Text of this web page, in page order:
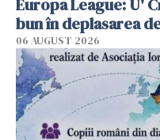
Europa League: U'
bun în deplasarea
06 AUGUST 2026